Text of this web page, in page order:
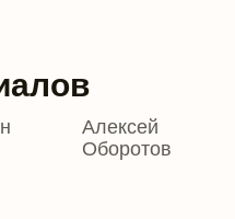
Алексей
Оборотов